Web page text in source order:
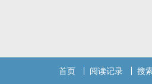
首页 阅读记录 搜